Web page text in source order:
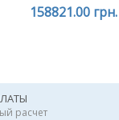
158821.00 грн.
расчет